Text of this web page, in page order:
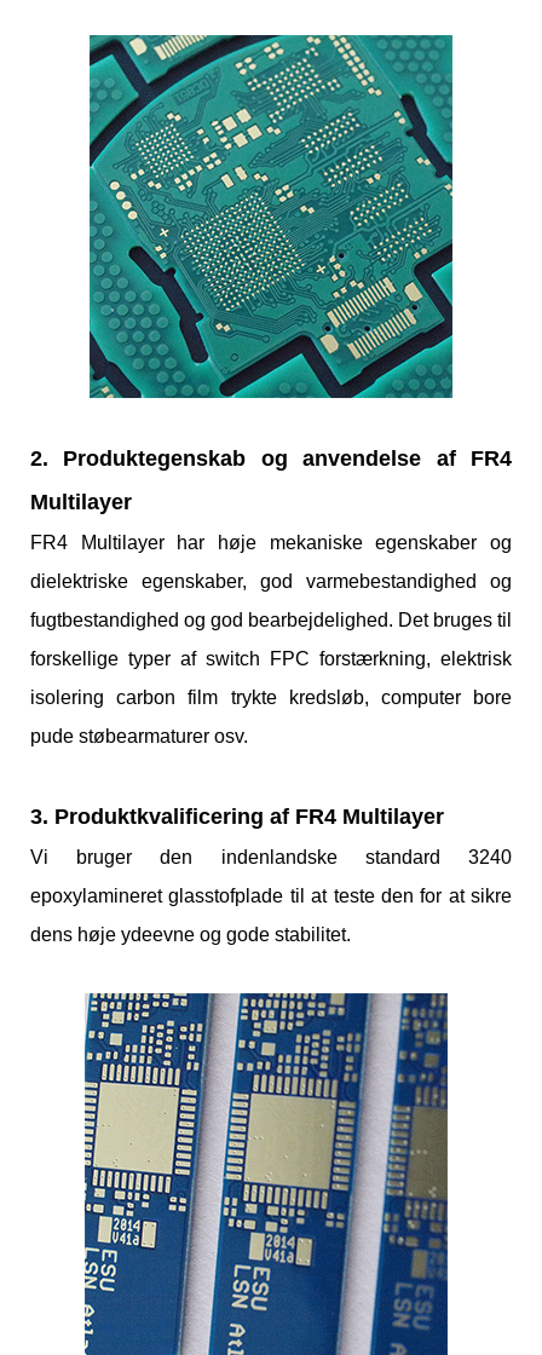
2. Produktegenskab og anvendelse af FR4
Multilayer
FR4 Multilayer har høje mekaniske egenskaber og
dielektriske egenskaber, god varmebestandighed og
fugtbestandighed og god bearbejdelighed. Det bruges til
forskellige typer af switch FPC forstærkning, elektrisk
isolering carbon film trykte kredsløb, computer bore
pude støbearmaturer osv.
3. Produktkvalificering af FR4 Multilayer
Vi bruger den indenlandske standard 3240
epoxylamineret glasstofplade til at teste den for at sikre
dens høje ydeevne og gode stabilitet.